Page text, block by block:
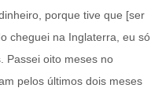
porque tive que [ser
cheguei na Inglaterra, eu só
Passei oito meses no
pelos últimos dois meses